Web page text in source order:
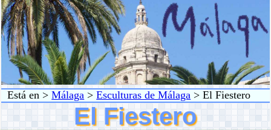
Está en >Málaga >Esculturas de Málaga > El Fiestero
El Fiestero